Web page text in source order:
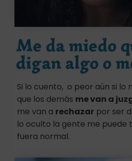
Me da miedo
digan algo o
Si lo cuento, o peor aún si lo
que los demás me van a
me van a rechazar por ser
lo oculto la gente me puede
fuera normal.